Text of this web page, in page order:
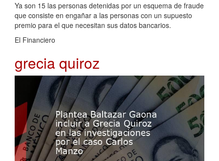
Ya son 15 las personas detenidas por un esquema de fraude
que consiste en engañar a las personas con un supuesto
premio para el que necesitan sus datos bancarios.
El Financiero
grecia quiroz